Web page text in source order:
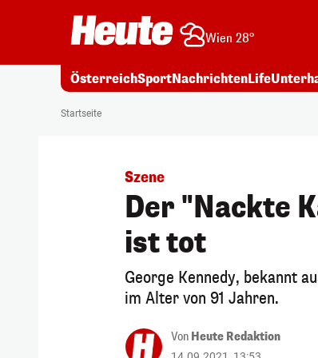
Wien 28°
ÖsterreichSportNachrichtenLife
Startseite
Szene
Der "Nackte
ist tot
George Kennedy, bekannt
im Alter von 91 Jahren.
Von Heute Redaktion